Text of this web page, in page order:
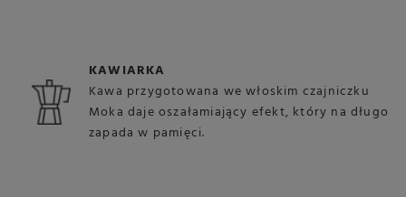
KAWIARKA
Kawa przygotowana we włoskim czajniczku
Moka daje oszałamiający efekt, który na długo
zapada w pamięci.